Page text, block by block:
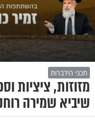
תכני הידברות
מזוזות, ציציות
שיביא שמירה